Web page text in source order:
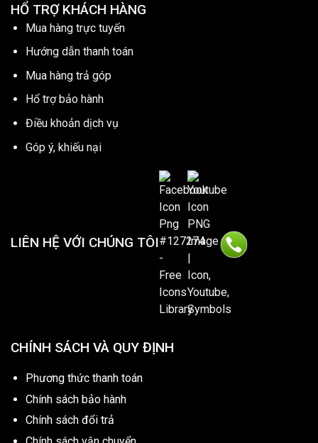
HỔ TRỢ KHÁCH HÀNG
Mua hàng trực tuyến
Hướng dẫn thanh toán
Mua hàng trả góp
Hổ trợ bảo hành
Điều khoản dịch vụ
Góp ý, khiếu nại
LIÊN HỆ VỚI CHÚNG TÔI
CHÍNH SÁCH VÀ QUY ĐỊNH
Phương thức thanh toán
Chính sách bảo hành
Chính sách đổi trả